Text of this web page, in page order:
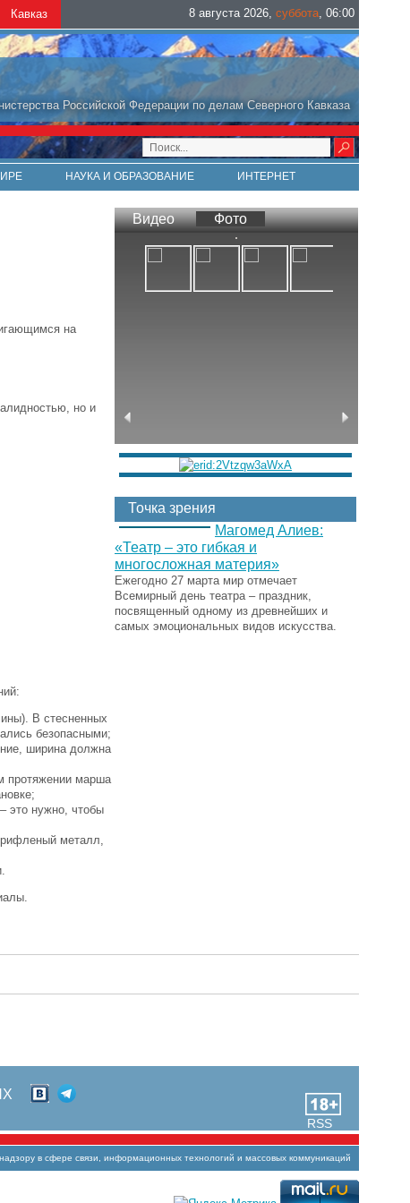
Кавказ 8 августа 2026, суббота, 06:00
Российской Федерации по делам Северного Кавказа
НАУКА И ОБРАЗОВАНИЕ
ИНТЕРНЕТ
на
но и
В стесненных
безопасными;
ширина должна
протяжении марша
это нужно, чтобы
металл,
Видео Фото
Точка зрения
Магомед Алиев:
«Театр – это гибкая и
многосложная материя»
Ежегодно 27 марта мир отмечает
Всемирный день театра – праздник,
посвященный одному из древнейших и
самых эмоциональных видов искусства.
RSS
в сфере связи, информационных технологий и массовых коммуникаций